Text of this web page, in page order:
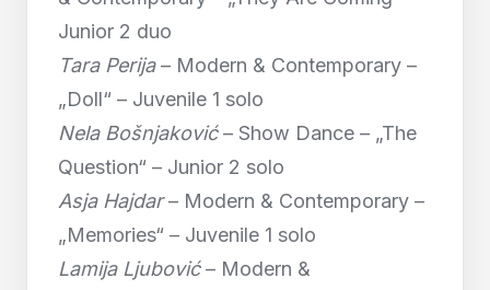
Junior 2 duo
Tara Perija– Modern & Contemporary –
„Doll“ – Juvenile 1 solo
Nela Bošnjaković– Show Dance – „The
Question“ – Junior 2 solo
Asja Hajdar– Modern & Contemporary –
„Memories“ – Juvenile 1 solo
Lamija Ljubović– Modern &